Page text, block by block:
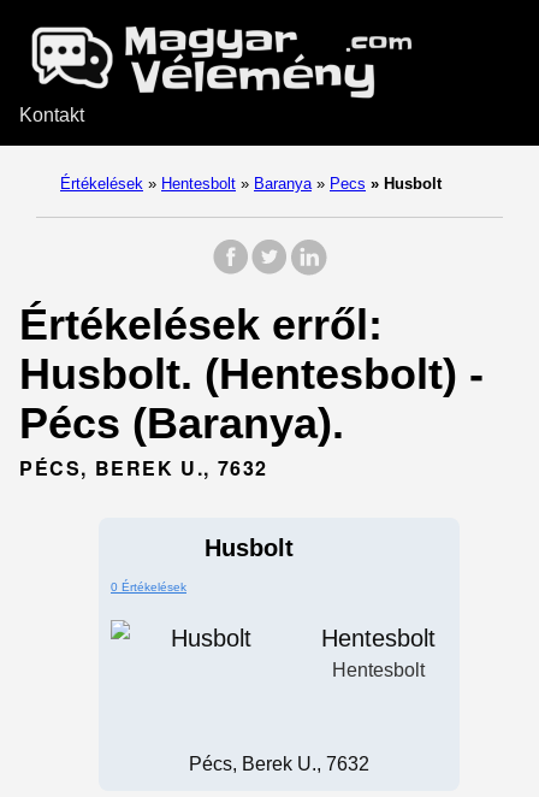
Kontakt
Értékelések » Hentesbolt » Baranya » Pecs » Husbolt
Értékelések erről:
Husbolt. (Hentesbolt) -
Pécs (Baranya).
PÉCS, BEREK U., 7632
Husbolt
0 Értékelések
Hentesbolt
Hentesbolt
Pécs, Berek U., 7632